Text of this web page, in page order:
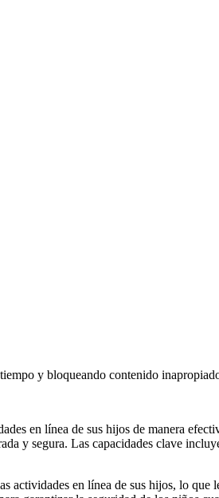
y bloqueando contenido
en línea de sus hijos de manera
y segura. Las capacidades clave
actividades en línea de sus hijos, lo que